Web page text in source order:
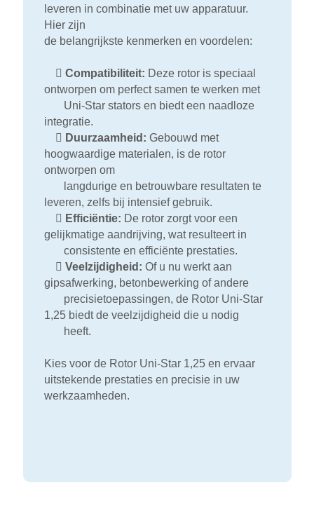
leveren in combinatie met uw apparatuur.
Hier zijn
de belangrijkste kenmerken en voordelen:
 Compatibiliteit: Deze rotor is speciaal
ontworpen om perfect samen te werken met
Uni-Star stators en biedt een naadloze
integratie.
 Duurzaamheid: Gebouwd met
hoogwaardige materialen, is de rotor
ontworpen om
langdurige en betrouwbare resultaten te
leveren, zelfs bij intensief gebruik.
 Efficiëntie: De rotor zorgt voor een
gelijkmatige aandrijving, wat resulteert in
consistente en efficiënte prestaties.
 Veelzijdigheid: Of u nu werkt aan
gipsafwerking, betonbewerking of andere
precisietoepassingen, de Rotor Uni-Star
1,25 biedt de veelzijdigheid die u nodig
heeft.
Kies voor de Rotor Uni-Star 1,25 en ervaar
uitstekende prestaties en precisie in uw
werkzaamheden.